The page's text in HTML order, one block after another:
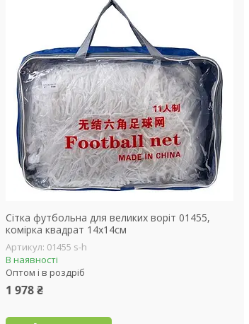
Сітка футбольна для великих воріт 01455,
комірка квадрат 14х14см
01455 s-h
В наявності
Оптом і в роздріб
1 978 ₴